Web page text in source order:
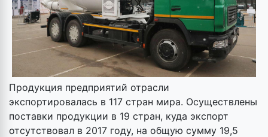
Продукция предприятий отрасли
экспортировалась в 117 стран мира. Осуществлены
поставки продукции в 19 стран, куда экспорт
отсутствовал в 2017 году, на общую сумму 19,5